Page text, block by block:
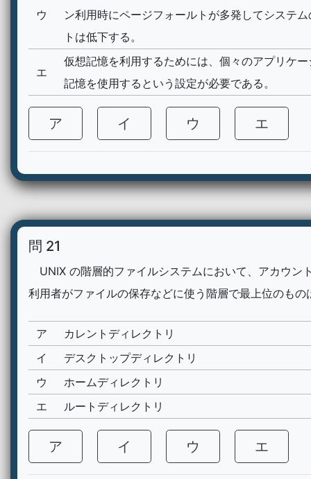
ウ
ン利用時にページフォールトが多発してシステ
トは低下する。
エ
仮想記憶を利用するためには、個々のアプリケ
記憶を使用するという設定が必要である。
ア イ ウ エ
問 21
UNIX の階層的ファイルシステムにおいて、アカウン
利用者がファイルの保存などに使う階層で最上位のもの
ア
カレントディレクトリ
イ
デスクトップディレクトリ
ウ
ホームディレクトリ
エ
ルートディレクトリ
ア イ ウ エ